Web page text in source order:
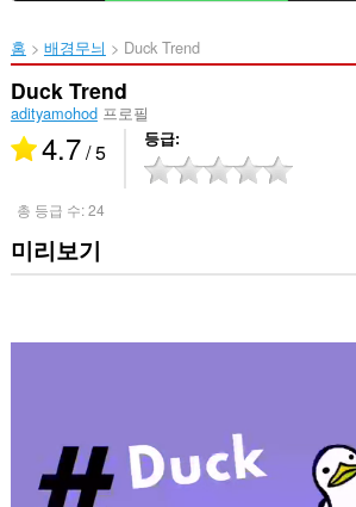
홈 배경무늬 Duck Trend‎
Duck Trend
adityamohod프로필
4.7/ 5 등급
총 등급 수:24
미리보기